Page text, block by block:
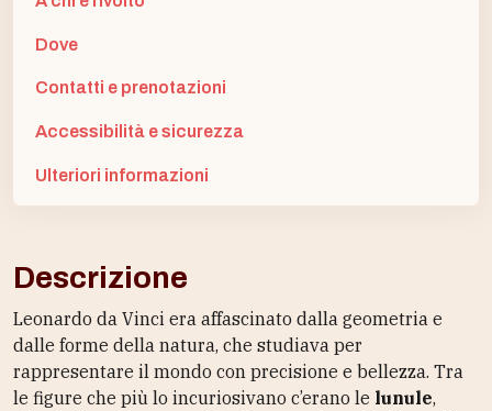
Dove
Contatti e prenotazioni
Accessibilità e sicurezza
Ulteriori informazioni
Descrizione
Leonardo da Vinci era affascinato dalla geometria e
dalle forme della natura, che studiava per
rappresentare il mondo con precisione e bellezza. Tra
le figure che più lo incuriosivano c’erano le lunule,